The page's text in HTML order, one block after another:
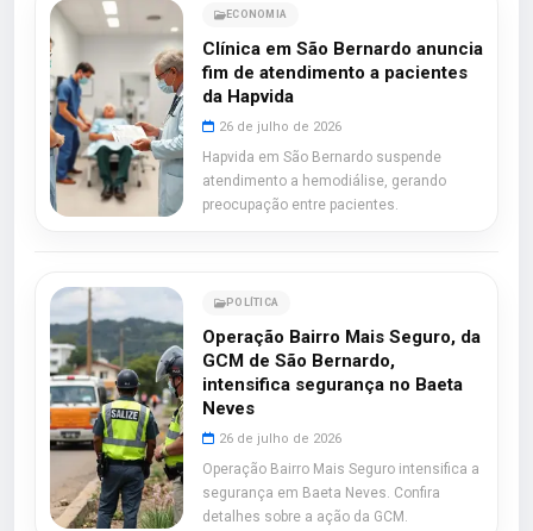
ECONOMIA
Clínica em São Bernardo anuncia
fim de atendimento a pacientes
da Hapvida
26 de julho de 2026
Hapvida em São Bernardo suspende
atendimento a hemodiálise, gerando
preocupação entre pacientes.
POLÍTICA
Operação Bairro Mais Seguro, da
GCM de São Bernardo,
intensifica segurança no Baeta
Neves
26 de julho de 2026
Operação Bairro Mais Seguro intensifica a
segurança em Baeta Neves. Confira
detalhes sobre a ação da GCM.